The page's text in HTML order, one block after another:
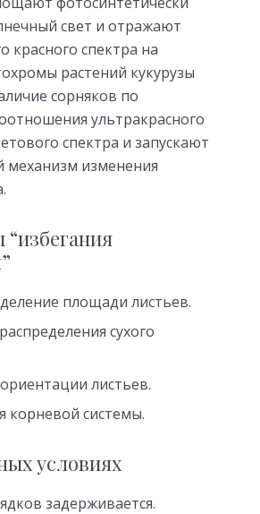
свет и отражают
красного спектра на
растений кукурузы
сорняков по
ультракрасного
спектра и запускают
механизм изменения
площади листьев.
сухого
листьев.
корневой системы.
условиях
задерживается.